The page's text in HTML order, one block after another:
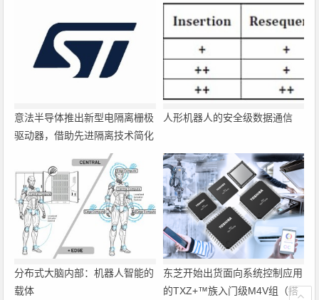
意法半导体推出新型电隔离栅极
驱动器，借助先进隔离技术简化
人形机器人的安全级数据通信
分布式大脑内部：机器人智能的
载体
东芝开始出货面向系统控制应用
的TXZ+™族入门级M4V组（搭